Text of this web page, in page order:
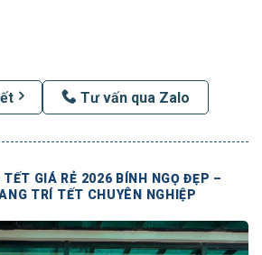
Tư vấn qua Zalo
GIÁ RẺ 2026 BÍNH NGỌ ĐẸP –
TRÍ TẾT CHUYÊN NGHIỆP